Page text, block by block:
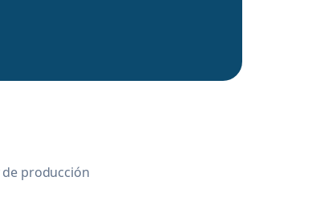
producción